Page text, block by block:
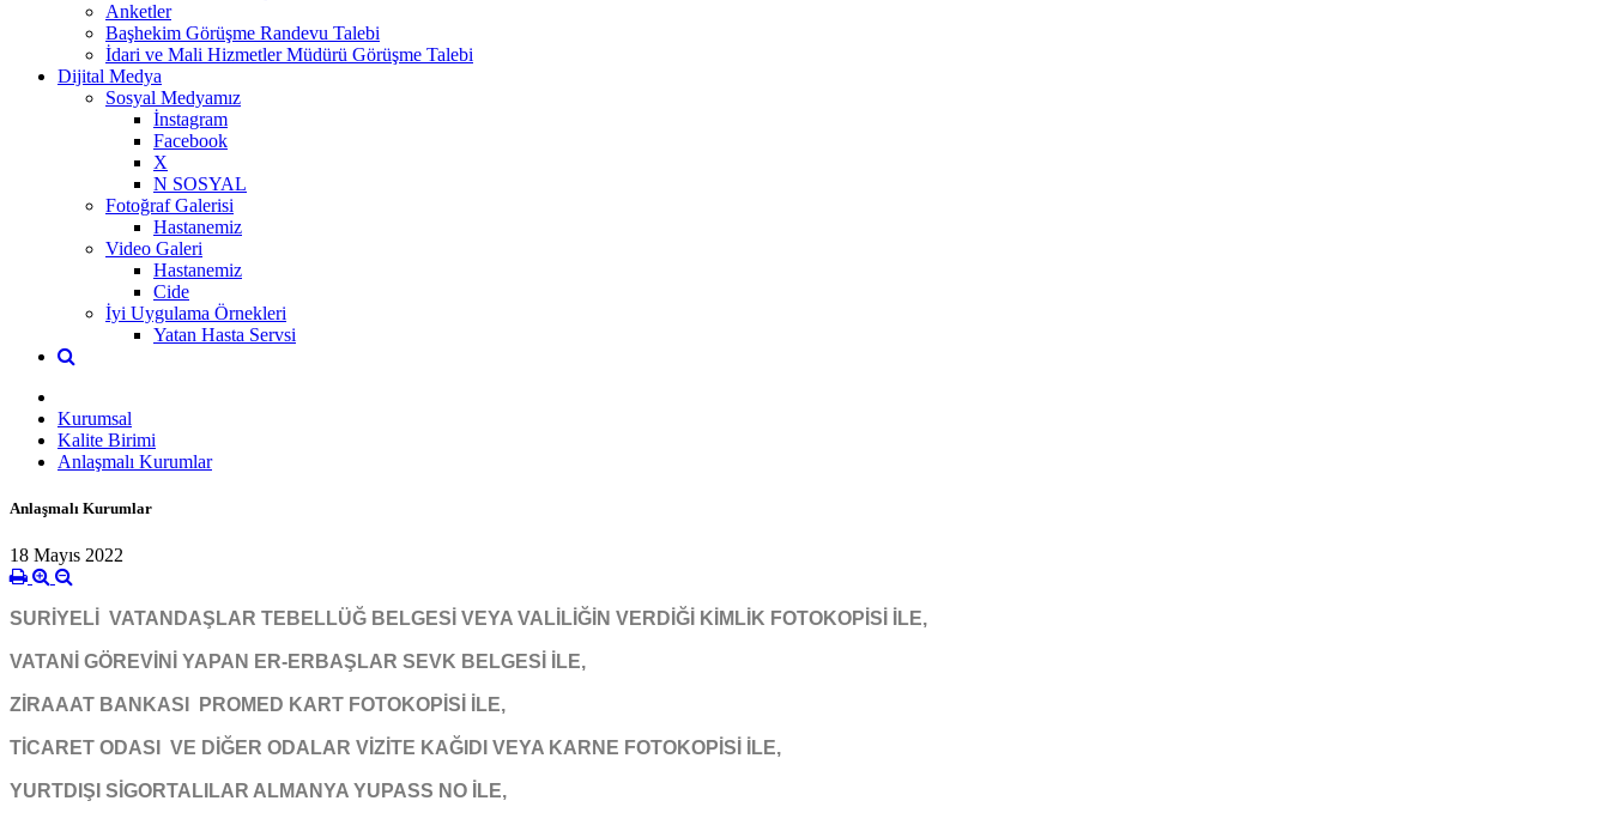
Anketler
Başhekim Görüşme Randevu Talebi
İdari ve Mali Hizmetler Müdürü Görüşme Talebi
Dijital Medya
Sosyal Medyamız
İnstagram
Facebook
X
N SOSYAL
Fotoğraf Galerisi
Hastanemiz
Video Galeri
Hastanemiz
Cide
İyi Uygulama Örnekleri
Yatan Hasta Servsi
Kurumsal
Kalite Birimi
Anlaşmalı Kurumlar
Anlaşmalı Kurumlar
18 Mayıs 2022
SURİYELİ VATANDAŞLAR TEBELLÜĞ BELGESİ VEYA VALİLİĞİN VERDİĞİ KİMLİK FOTOKOPİSİ İLE,
VATANİ GÖREVİNİ YAPAN ER-ERBAŞLAR SEVK BELGESİ İLE,
ZİRAAAT BANKASI PROMED KART FOTOKOPİSİ İLE,
TİCARET ODASI VE DİĞER ODALAR VİZİTE KAĞIDI VEYA KARNE FOTOKOPİSİ İLE,
YURTDIŞI SİGORTALILAR ALMANYA YUPASS NO İLE,